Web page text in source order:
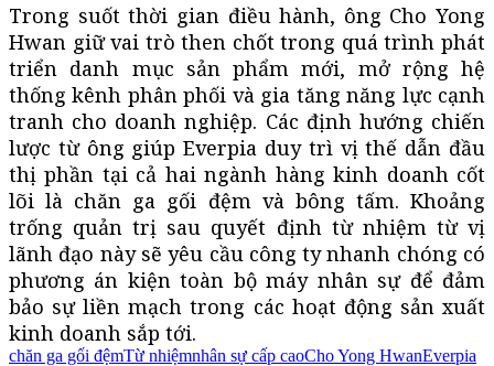
Trong suốt thời gian điều hành, ông Cho Yong
Hwan giữ vai trò then chốt trong quá trình phát
triển danh mục sản phẩm mới, mở rộng hệ
thống kênh phân phối và gia tăng năng lực cạnh
tranh cho doanh nghiệp. Các định hướng chiến
lược từ ông giúp Everpia duy trì vị thế dẫn đầu
thị phần tại cả hai ngành hàng kinh doanh cốt
lõi là chăn ga gối đệm và bông tấm. Khoảng
trống quản trị sau quyết định từ nhiệm từ vị
lãnh đạo này sẽ yêu cầu công ty nhanh chóng có
phương án kiện toàn bộ máy nhân sự để đảm
bảo sự liền mạch trong các hoạt động sản xuất
kinh doanh sắp tới.
chăn ga gối đệmTừ nhiệmnhân sự cấp caoCho Yong HwanEverpia